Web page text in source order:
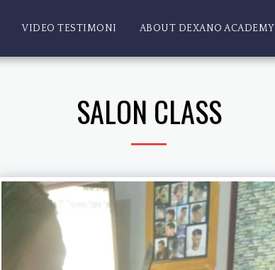
VIDEO TESTIMONI ABOUT DEXANO ACADEMY
SALON CLASS